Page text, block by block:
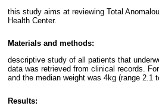
this study aims at reviewing Total
Health Center.
Materials and methods:
descriptive study of all patients that
data was retrieved from clinical records.
and the median weight was 4kg (range 2.1
Results: